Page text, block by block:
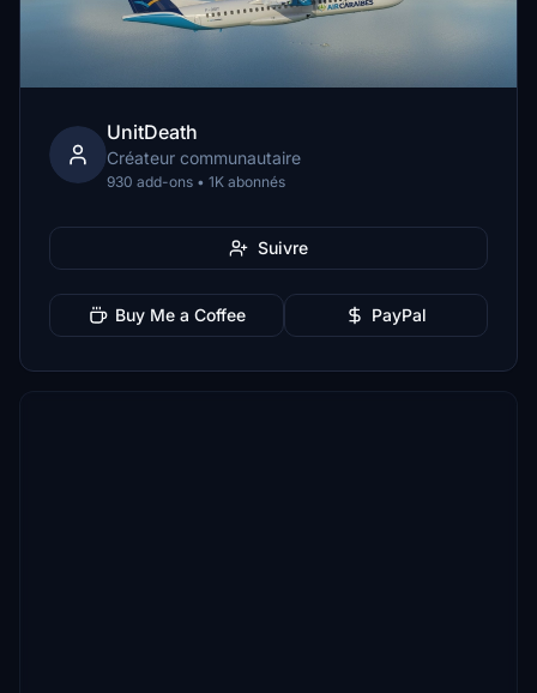
UnitDeath
Créateur communautaire
930 add-ons • 1K abonnés
Suivre
Buy Me a Coffee PayPal